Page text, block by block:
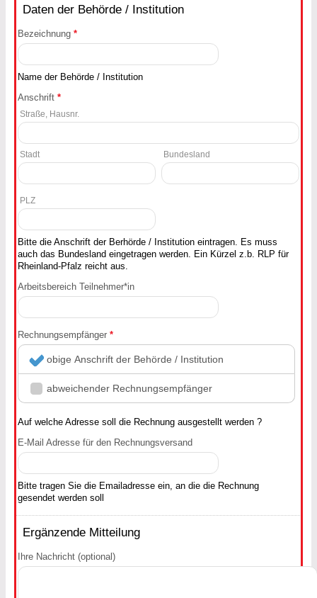
Daten der Behörde / Institution
Bezeichnung *
Name der Behörde / Institution
Anschrift *
Straße, Hausnr.
Stadt Bundesland
PLZ
Bitte die Anschrift der Berhörde / Institution eintragen. Es muss
auch das Bundesland eingetragen werden. Ein Kürzel z.b. RLP für
Rheinland-Pfalz reicht aus.
Arbeitsbereich Teilnehmer*in
Rechnungsempfänger *
obige Anschrift der Behörde / Institution
abweichender Rechnungsempfänger
Auf welche Adresse soll die Rechnung ausgestellt werden ?
E-Mail Adresse für den Rechnungsversand
Bitte tragen Sie die Emailadresse ein, an die die Rechnung
gesendet werden soll
Ergänzende Mitteilung
Ihre Nachricht (optional)